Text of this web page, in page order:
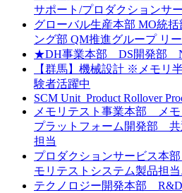
サポート/プロダクションサ
グローバル生産本部 MO統
ング部 QM推進グループ リ
★DH事業本部 DS開発部
【群馬】機械設計 ※メモリ
験者活躍中
SCM Unit_Product Rollover
メモリテスト事業本部 メ
プラットフォーム開発部
担当
プロダクションサービス本
モリテストシステム製品担
テクノロジー開発本部